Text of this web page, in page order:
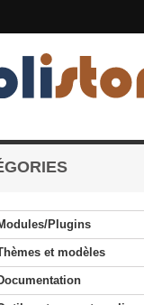
Plugins
et modèles